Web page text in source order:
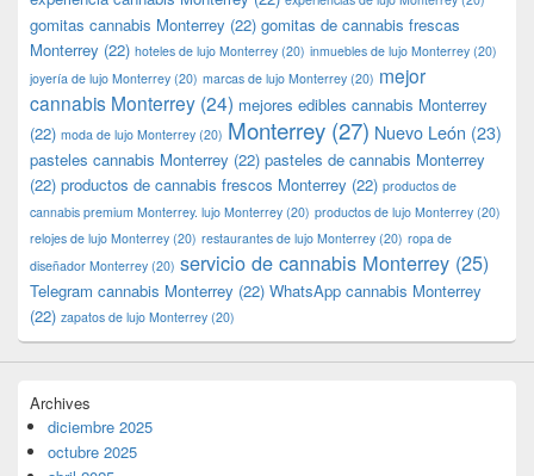
gomitas cannabis Monterrey (22) gomitas de cannabis frescas
Monterrey (22) hoteles de lujo Monterrey (20) inmuebles de lujo Monterrey (20)
joyería de lujo Monterrey (20) marcas de lujo Monterrey (20) mejor
cannabis Monterrey (24) mejores edibles cannabis Monterrey
(22) moda de lujo Monterrey (20) Monterrey (27) Nuevo León (23)
pasteles cannabis Monterrey (22) pasteles de cannabis Monterrey
(22) productos de cannabis frescos Monterrey (22) productos de
cannabis premium Monterrey. lujo Monterrey (20) productos de lujo Monterrey (20)
relojes de lujo Monterrey (20) restaurantes de lujo Monterrey (20) ropa de
diseñador Monterrey (20) servicio de cannabis Monterrey (25)
Telegram cannabis Monterrey (22) WhatsApp cannabis Monterrey
(22) zapatos de lujo Monterrey (20)
Archives
diciembre 2025
octubre 2025